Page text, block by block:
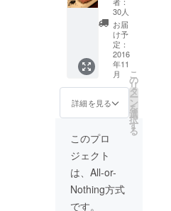
けさせ
ていた
だきま
す。 ■
お店開
店前の
時間(19
時前)に
開催予
定で
す。
『経営
者の
29ON』
会員の
方や1回
来店権
をご購
使った
低糖質
の肉
コース
(6000
円)+飲
み放題
(4000
■21:00
以降は
り『参
謀
BAR』
として
営業致
しま
ムは非
公開の
ため会
員にな
られた
お客様
にメー
ルで個
付致し
ます。
は
19:00~
21:30の
完全1部
制の営
業とな
までご
予約い
ただけ
ます）
・お店
はWeb
からの
完全予
約制・
なりま
（お店
の住所
や予約
フォー
会員に
なった
通常会
員様は
年会費
20000
円がか
かりま
す） ・
ご購入
頂いた
方を含
むグ
ループ
のみご
めの
29ON』
永年会
員権 ■
年会費
のかか
らない
『経営
者のた
めの
29ON』
永年会
員権は
CAMPF
IRE限
定！
（CAM
30人
お届
け予
定：
2016
年11
月
詳細を見る
こ
の
リ
タ
ー
ン
を
選
択
す
る
このプロ
ジェクト
は、All-or-
Nothing方式
です。